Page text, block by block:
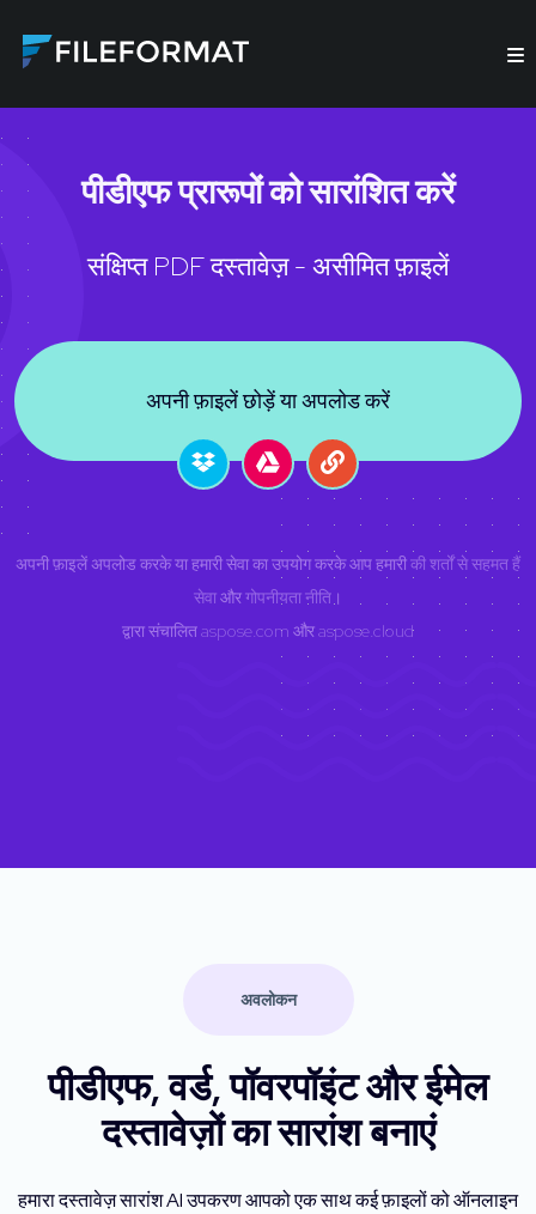
पीडीएफ प्रारूपों को सारांशित करें
संक्षिप्त PDF दस्तावेज़ - असीमित फ़ाइलें
अपनी फ़ाइलें छोड़ें या अपलोड करें
अपनी फ़ाइलें अपलोड करके या हमारी सेवा का उपयोग करके आप हमारीकी शर्तों से सहमत हैं
सेवाऔरगोपनीयता नीति ।
द्वारा संचालितaspose.com औरaspose.cloud
अवलोकन
पीडीएफ, वर्ड, पॉवरपॉइंट और ईमेल
दस्तावेज़ों का सारांश बनाएं
हमारा दस्तावेज़ सारांश AI उपकरण आपको एक साथ कई फ़ाइलों को ऑनलाइन